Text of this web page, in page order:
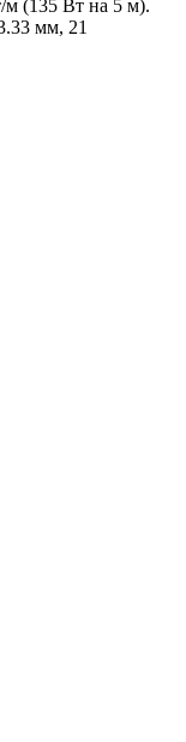
м (135 Вт на 5 м).
мм, 21